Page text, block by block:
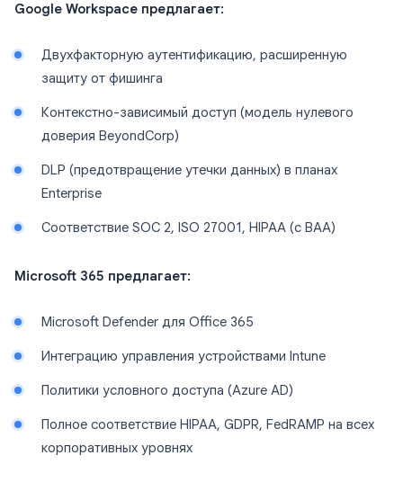
Google Workspace предлагает:
Двухфакторную аутентификацию, расширенную
защиту от фишинга
Контекстно-зависимый доступ (модель нулевого
доверия BeyondCorp)
DLP (предотвращение утечки данных) в планах
Enterprise
Соответствие SOC 2, ISO 27001, HIPAA (с BAA)
Microsoft 365 предлагает:
Microsoft Defender для Office 365
Интеграцию управления устройствами Intune
Политики условного доступа (Azure AD)
Полное соответствие HIPAA, GDPR, FedRAMP на всех
корпоративных уровнях